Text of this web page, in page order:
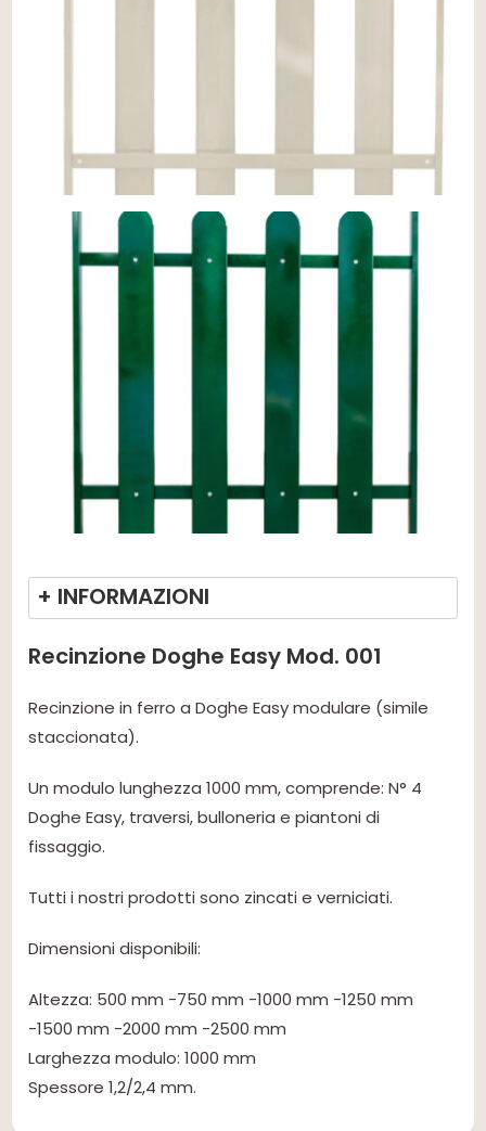
+ INFORMAZIONI
Recinzione Doghe Easy Mod. 001
Recinzione in ferro a Doghe Easy modulare (simile
staccionata).
Un modulo lunghezza 1000 mm, comprende: N° 4
Doghe Easy, traversi, bulloneria e piantoni di
fissaggio.
Tutti i nostri prodotti sono zincati e verniciati.
Dimensioni disponibili:
Altezza: 500 mm -750 mm -1000 mm -1250 mm
-1500 mm -2000 mm -2500 mm
Larghezza modulo: 1000 mm
Spessore 1,2/2,4 mm.